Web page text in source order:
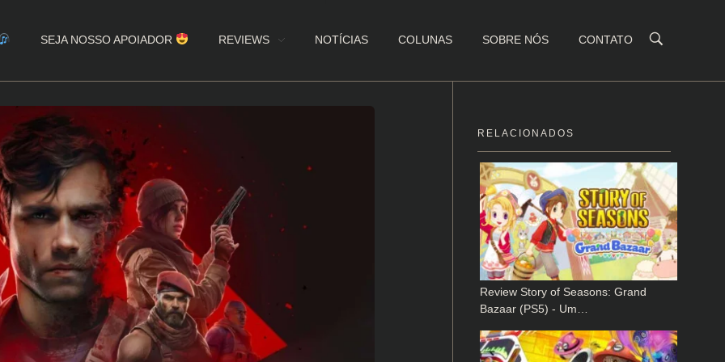
SEJA NOSSO APOIADOR REVIEWS NOTÍCIAS COLUNAS SOBRE NÓS CONTATO
RELACIONADOS
Review Story of Seasons: Grand
Bazaar (PS5) - Um…